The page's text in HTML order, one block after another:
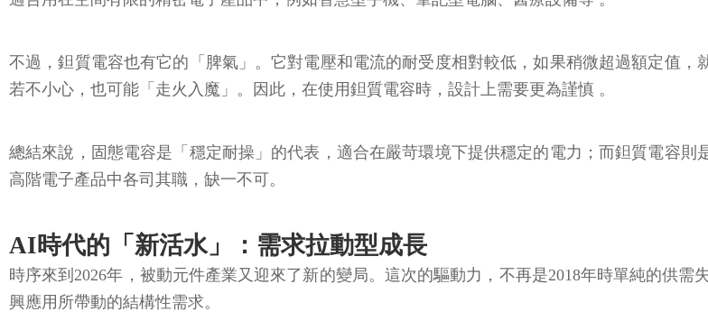
不過，鉭質電容也有它的「脾氣」。它對電壓和電流的耐受度相對較低，如果稍微超過額定值
若不小心，也可能「走火入魔」。因此，在使用鉭質電容時，設計上需要更為謹慎 。
總結來說，固態電容是「穩定耐操」的代表，適合在嚴苛環境下提供穩定的電力；而鉭質電容
高階電子產品中各司其職，缺一不可。
AI時代的「新活水」：需求拉動型成長
時序來到2026年，被動元件產業又迎來了新的變局。這次的驅動力，不再是2018年時單純的供
興應用所帶動的結構性需求。